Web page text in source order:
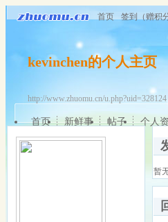
首页 签到（赠积
kevinchen的个人主页
http://www.zhuomu.cn/
首页 新鲜事 帖子 个人
暂